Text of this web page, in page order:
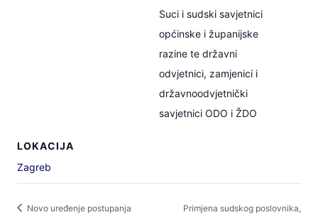
LOKACIJA
Zagreb
Suci i sudski savjetnici
općinske i županijske
razine te državni
odvjetnici, zamjenici i
državnoodvjetnički
savjetnici ODO i ŽDO
Novo uređenje postupanja
Primjena sudskog poslovnika,